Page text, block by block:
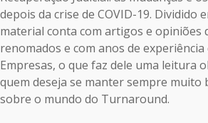
depois da crise de COVID-19. Dividido
material conta com artigos e opiniões
renomados e com anos de experiência
Empresas, o que faz dele uma leitura
quem deseja se manter sempre muito
sobre o mundo do Turnaround.